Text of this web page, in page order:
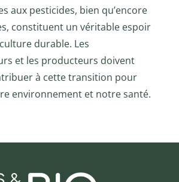
aux pesticides, bien qu’encore
constituent un véritable espoir
durable. Les
et les producteurs doivent
à cette transition pour
environnement et notre santé.